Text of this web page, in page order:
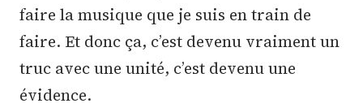
faire la musique que je suis en train de
faire. Et donc ça, c’est devenu vraiment un
truc avec une unité, c’est devenu une
évidence.